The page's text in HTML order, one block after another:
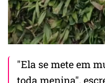
"Ela se mete em
toda menina",